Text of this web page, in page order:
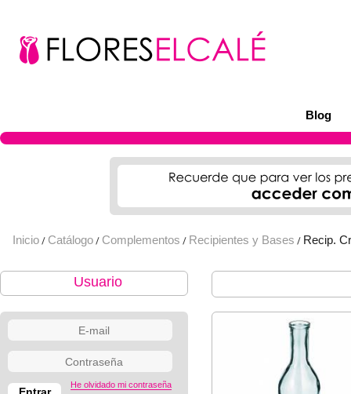
Blog
Inicio / Catálogo / Complementos / Recipientes y Bases / Recip.
Usuario
He olvidado mi contraseña